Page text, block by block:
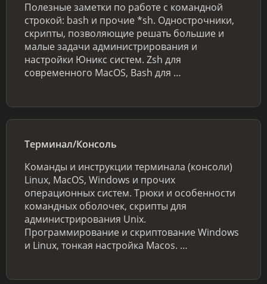
Полезные заметки по работе с командной
строкой: bash и прочие *sh. Однострочники,
скрипты, позволяющие решать большие и
малые задачи администрирования и
настройки Юникс систем. Zsh для
современного MacOS, Bash для …
Терминал/Консоль
Команды и инструкции терминала (консоли)
Linux, MacOS, Windows и прочих
операционных систем. Трюки и особенности
командных оболочек, скрипты для
администрирования Unix.
Программирование и скриптование Windows
и Linux, тонкая настройка Macos. …